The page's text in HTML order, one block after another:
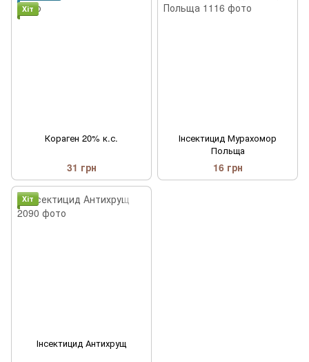
Хіт
Кораген 20% к.с.
31 грн
Інсектицид Мурахомор
Польща
16 грн
Хіт
Інсектицид Антихрущ